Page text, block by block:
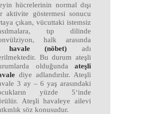
hücrelerinin normal dışı
aktivite göstermesi sonucu
çıkan, vücuttaki istemsiz
tıp dilinde
halk arasında
havale (nöbet) adı
Bu durum ateşli
olduğunda ateşli
diye adlandırılır. Ateşli
3 ay – 6 yaş arasındaki
yüzde 5‘inde
Ateşli havaleye ailevi
söz konusudur.